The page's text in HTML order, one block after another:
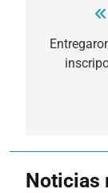
de
entradas
Noticias